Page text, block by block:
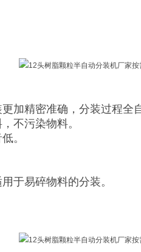
加精密准确，分装过程全
不污染物料。
。
于易碎物料的分装。